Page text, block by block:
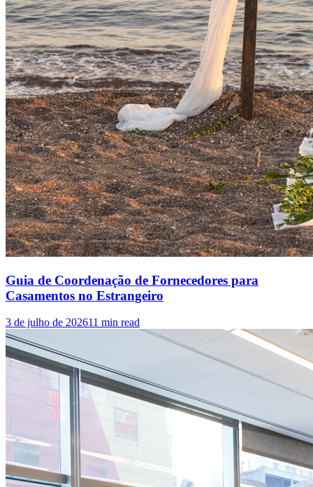
Guia de Coordenação de Fornecedores para
Casamentos no Estrangeiro
3 de julho de 202611 min read